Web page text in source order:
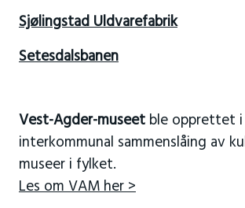
Sjølingstad Uldvarefabrik
Setesdalsbanen
Vest-Agder-museetble opprettet i
interkommunal sammenslåing av
museer i fylket.
Les om VAM her >